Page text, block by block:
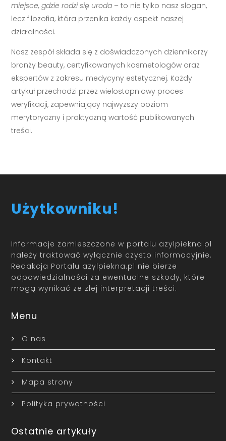
miejsce, gdzie rodzi się uroda – to nie tylko nasz slogan,
lecz filozofia, która przenika każdy aspekt naszej
działalności.
Nasz zespół składa się z doświadczonych dziennikarzy
branży beauty, certyfikowanych kosmetologów oraz
ekspertów z zakresu medycyny estetycznej. Każdy
artykuł przechodzi przez wielostopniowy proces
weryfikacji, zapewniający najwyższy poziom
merytoryczny i praktyczną wartość publikowanych
treści.
Użytkowniku!
Informacje zamieszczone w portalu azylpiekna.pl
należy traktować wyłącznie czysto informacyjnie.
Redakcja Portalu azylpiekna.pl nie bierze
odpowiedzialności za ewentualne szkody, które
mogą wynikać ze złej interpretacji treści.
Menu
O nas
Kontakt
Mapa strony
Polityka prywatności
Ostatnie artykuły